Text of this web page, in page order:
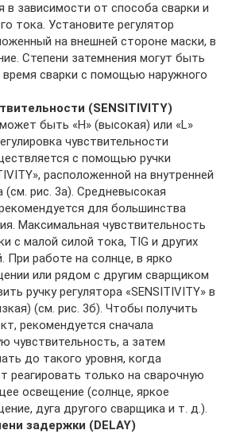
в зависимости от способа сварки и
тока. Установите регулятор
на внешней стороне маски, в
Степени затемнения могут быть
время сварки с помощью наружного
(SENSITIVITY)
быть «H» (высокая) или «L»
чувствительности
с помощью ручки
расположенной на внутренней
рис. 3а). Средневысокая
для большинства
Максимальная чувствительность
с малой силой тока, TIG и других
При работе на солнце, в ярко
или рядом с другим сварщиком
ручку регулятора «SENSITIVITY» в
(см. рис. 3б). Чтобы получить
рекомендуется сначала
чувствительность, а затем
до такого уровня, когда
реагировать только на сварочную
освещение (солнце, яркое
дуга другого сварщика и т. д.).
задержки (DELAY)